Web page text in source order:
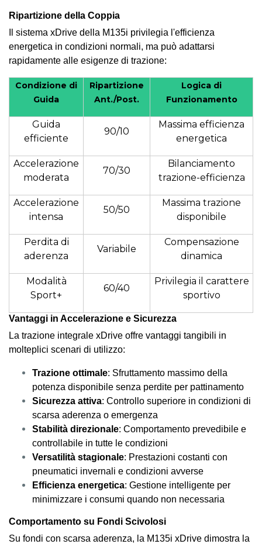
Ripartizione della Coppia
Il sistema xDrive della M135i privilegia l'efficienza
energetica in condizioni normali, ma può adattarsi
rapidamente alle esigenze di trazione:
Condizione di
Guida
Ripartizione
Ant./Post.
Logica di
Funzionamento
Guida
efficiente
90/10
Massima efficienza
energetica
Accelerazione
moderata
70/30
Bilanciamento
trazione-efficienza
Accelerazione
intensa
50/50
Massima trazione
disponibile
Perdita di
aderenza
Variabile
Compensazione
dinamica
Modalità
Sport+
60/40
Privilegia il carattere
sportivo
Vantaggi in Accelerazione e Sicurezza
La trazione integrale xDrive offre vantaggi tangibili in
molteplici scenari di utilizzo:
Trazione ottimale: Sfruttamento massimo della
potenza disponibile senza perdite per pattinamento
Sicurezza attiva: Controllo superiore in condizioni di
scarsa aderenza o emergenza
Stabilità direzionale: Comportamento prevedibile e
controllabile in tutte le condizioni
Versatilità stagionale: Prestazioni costanti con
pneumatici invernali e condizioni avverse
Efficienza energetica: Gestione intelligente per
minimizzare i consumi quando non necessaria
Comportamento su Fondi Scivolosi
Su fondi con scarsa aderenza, la M135i xDrive dimostra la